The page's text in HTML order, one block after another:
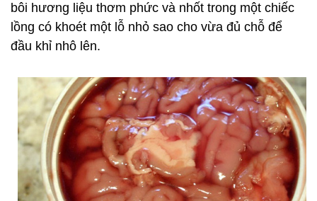
bôi hương liệu thơm phức và nhốt trong một chiếc
lồng có khoét một lỗ nhỏ sao cho vừa đủ chỗ để
đầu khỉ nhô lên.